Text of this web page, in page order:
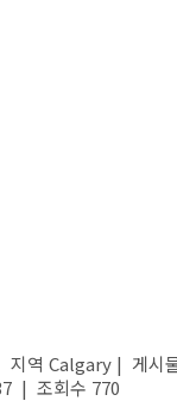
역 Calgary | 게시
| 조회수 770